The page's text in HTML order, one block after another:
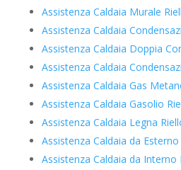
Assistenza Caldaia Murale
Assistenza Caldaia
Assistenza Caldaia Doppia
Assistenza Caldaia
Assistenza Caldaia Gas
Assistenza Caldaia Gasolio
Assistenza Caldaia Legna
Assistenza Caldaia da Esterno
Assistenza Caldaia da Interno